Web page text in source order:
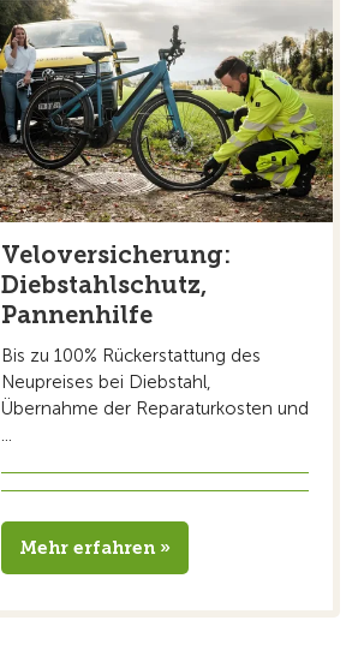
Veloversicherung:
Diebstahlschutz,
Pannenhilfe
Bis zu 100% Rückerstattung des
Neupreises bei Diebstahl,
Übernahme der Reparaturkosten und
...
Mehr erfahren »